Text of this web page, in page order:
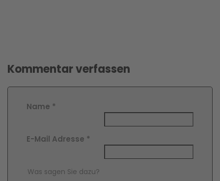
Kommentar verfassen
Name *
E-Mail Adresse *
Comment Text*